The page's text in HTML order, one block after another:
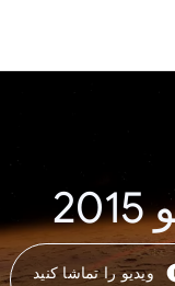
ویدیو را تماشا کنید